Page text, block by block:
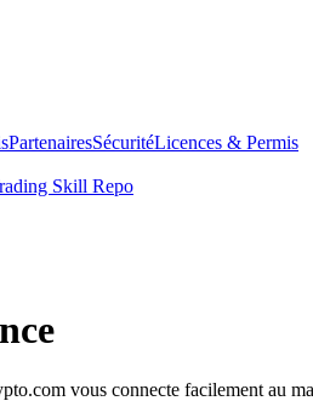
PartenairesSécuritéLicences & Permis
Skill Repo
vous connecte facilement au